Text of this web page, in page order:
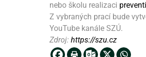
nebo školu realizaci
Z vybraných prací bude
YouTube kanále SZÚ.
Zdroj: https://szu.cz